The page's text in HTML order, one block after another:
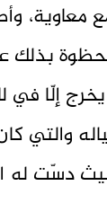
بذلك
إلّا في
والتي
دسّت له